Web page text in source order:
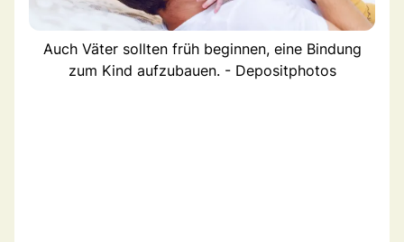
Auch Väter sollten früh beginnen, eine Bindung
zum Kind aufzubauen. - Depositphotos